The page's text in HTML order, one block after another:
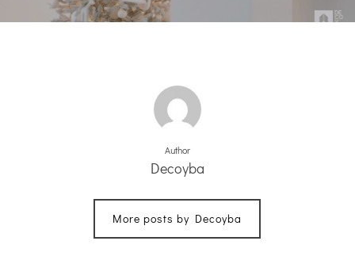
Author
Decoyba
More posts by Decoyba